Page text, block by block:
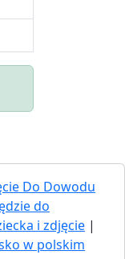
Do Dowodu
do
i zdjęcie |
w polskim